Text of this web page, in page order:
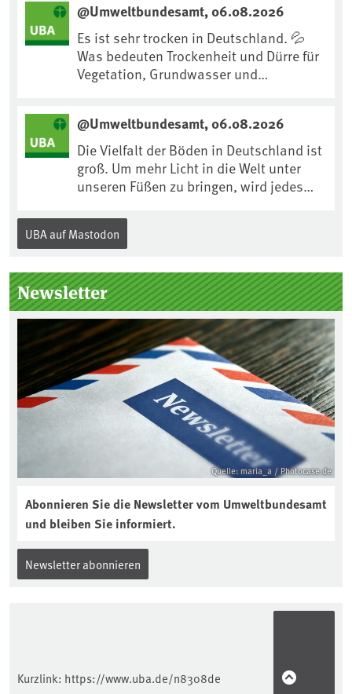
https://www.ardsounds.de/episode/urn
:ard:episode:0e7cf1c4b819c26d/
@Umweltbundesamt, 06.08.2026
Es ist sehr trocken in Deutschland. 💦
Was bedeuten Trockenheit und Dürre für
Vegetation, Grundwasser und
anpassen?🤔Antworten auf diese und
weitere Fragen auf unserer Webseite:
www.uba.de/trockenheit #Trockenheit
#Klimawandel
@Umweltbundesamt, 06.08.2026
Die Vielfalt der Böden in Deutschland ist
groß. Um mehr Licht in die Welt unter
unseren Füßen zu bringen, wird jedes
Internationalen Tag des Bodens, der
„Boden des Jahres“ vorgestellt. Das UBA
Kuratorium, wie wird der Boden des
Jahres ausgewählt und was passiert
eigentlich während eines solchen
Bodenjahres? Infos dazu gibt es im
aktuellen Podcast „Soilcast“. Jetzt
reinhören:
https://soilcast.de/interview/sc202-
interview-die-kuer-der-krume/
UBA auf Mastodon
Newsletter
Quelle: maria_a / Photocase.de
Abonnieren Sie die Newsletter vom Umweltbundesamt
und bleiben Sie informiert.
Newsletter abonnieren
Kurzlink: https://www.uba.de/n8308de